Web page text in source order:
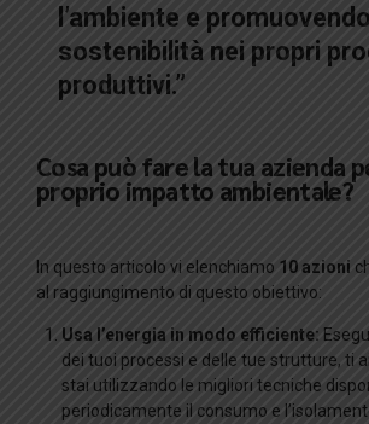
l’ambiente e
sostenibilità nei propri
produttivi.”
Cosa può fare la tua azienda
proprio impatto ambientale?
In questo articolo vi elenchiamo 10 azioni
al raggiungimento di questo obiettivo:
Usa l’energia in modo efficiente:
dei tuoi processi e delle tue strutture, ti
stai utilizzando le migliori tecniche
periodicamente il consumo e